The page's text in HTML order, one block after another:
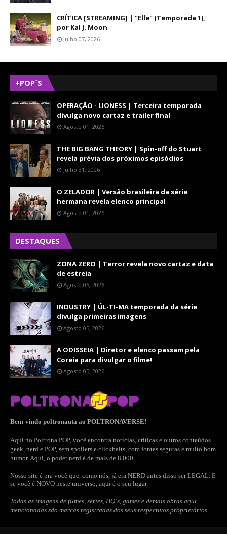
CRÍTICA [STREAMING] | "Elle" (Temporada 1),
por Kal J. Moon
Julho 07, 2026
+POP´S
OPERAÇÃO - LIONESS | Terceira temporada
divulga novo cartaz e trailer final
Agosto 01, 2026
THE BIG BANG THEORY | Spin-off do Stuart
revela prévia dos próximos episódios
Julho 31, 2026
O ZELADOR | Versão brasileira da série
hermana revela elenco principal
Agosto 01, 2026
DESTAQUES
ZONA ZERO | Terror revela novo cartaz e data
de estreia
Agosto 05, 2026
INDUSTRY | ÚL-TI-MA temporada da série
divulga primeiras imagens
Agosto 05, 2026
A ODISSEIA | Diretor e elenco passam pela
Coreia para divulgar o filme!
Agosto 05, 2026
Bem-vindo poltronauta ao POLTRONAVERSE!
Aqui no Poltrona POP, você encontra notícias, críticas e outros conteúdos
geek, nerd e POP, sem spoilers e clickbaits, com fontes seguras e muito bom
humor. Aqui, o poder nerd é de mais de 8.000.
Nosso site é pra você que, como nós, já era NERD antes disso ser LEGAL. E
se você é NOVO neste universo, aqui é o seu lugar.
Todas as imagens de filmes, séries, HQ´s, games e demais obras aqui
mencionadas são marcas registradas dos seus respectivos proprietários.